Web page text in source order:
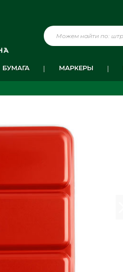
БУМАГА МАРКЕРЫ